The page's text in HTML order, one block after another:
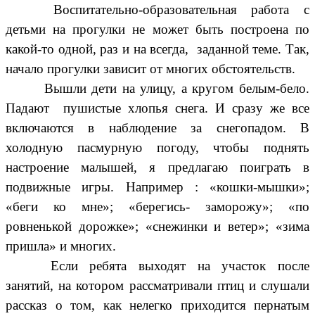
Воспитательно-образовательная работа с
детьми на прогулки не может быть построена по
какой-то одной, раз и на всегда, заданной теме. Так,
начало прогулки зависит от многих обстоятельств.
Вышли дети на улицу, а кругом белым-бело.
Падают пушистые хлопья снега. И сразу же все
включаются в наблюдение за снегопадом. В
холодную пасмурную погоду, чтобы поднять
настроение малышей, я предлагаю поиграть в
подвижные игры. Например : «кошки-мышки»;
«беги ко мне»; «берегись- заморожу»; «по
ровненькой дорожке»; «снежинки и ветер»; «зима
пришла» и многих.
Если ребята выходят на участок после
занятий, на котором рассматривали птиц и слушали
рассказ о том, как нелегко приходится пернатым